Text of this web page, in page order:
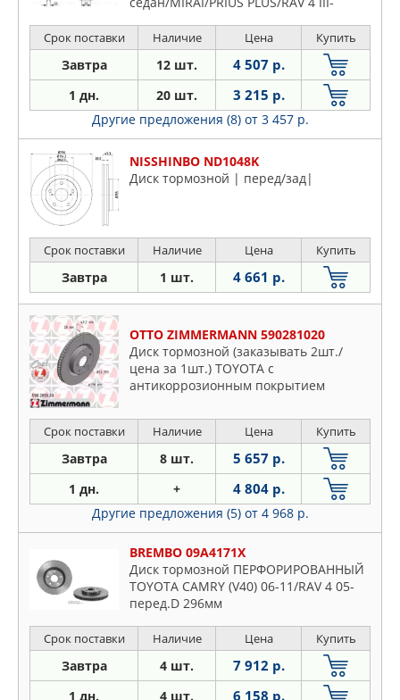
Срок поставки Наличие Цена Купить
Завтра 12 шт. 4 507 р.
1 дн. 20 шт. 3 215 р.
Другие предложения (8) от 3 457 р.
NISSHINBO ND1048K
Диск тормозной | перед/зад|
Срок поставки Наличие Цена Купить
Завтра 1 шт. 4 661 р.
OTTO ZIMMERMANN 590281020
Диск тормозной (заказывать 2шт./
цена за 1шт.) TOYOTA с
антикоррозионным покрытием
Срок поставки Наличие Цена Купить
Завтра 8 шт. 5 657 р.
1 дн. + 4 804 р.
Другие предложения (5) от 4 968 р.
BREMBO 09A4171X
Диск тормозной ПЕРФОРИРОВАННЫЙ
TOYOTA CAMRY (V40) 06-11/RAV 4 05-
перед.D 296мм
Срок поставки Наличие Цена Купить
Завтра 4 шт. 7 912 р.
1 дн. 4 шт. 6 158 р.